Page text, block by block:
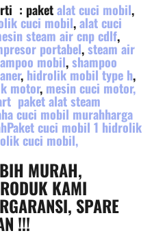
: paketalat cuci mobil,
cuci mobil,alat cuci
steam air cnp cdlf,
portabel,steam air
mobil,shampoo
, hidrolik mobil type h,
motor, mesin cuci motor,
paket alat steam
cuci mobil murahharga
cuci mobil 1 hidrolik
cuci mobil,
MURAH,
KAMI
SPARE
!!!